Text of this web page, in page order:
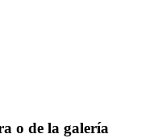
o de la galería